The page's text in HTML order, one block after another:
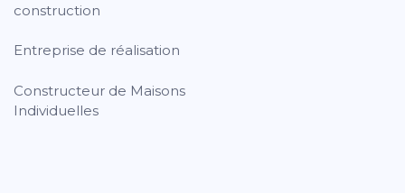
construction
Entreprise de réalisation
Constructeur de Maisons
Individuelles